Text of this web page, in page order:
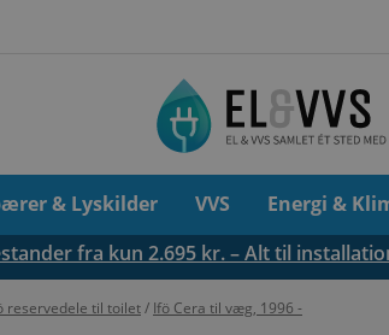
& Lyskilder VVS Energi &
fra kun 2.695 kr. – Alt til
reservedele til toilet/ Ifö Cera til væg, 1996 -